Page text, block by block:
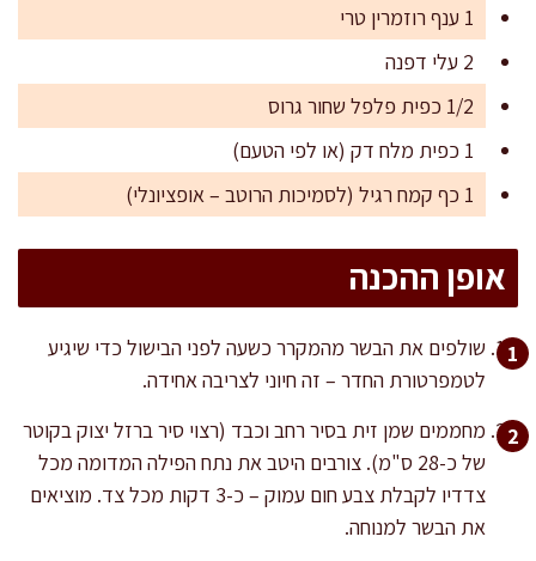
1 ענף רוזמרין טרי
2 עלי דפנה
1/2 כפית פלפל שחור גרוס
1 כפית מלח דק (או לפי הטעם)
1 כף קמח רגיל (לסמיכות הרוטב – אופציונלי)
אופן ההכנה
שולפים את הבשר מהמקרר כשעה לפני הבישול כדי שיגיע
לטמפרטורת החדר – זה חיוני לצריבה אחידה.
מחממים שמן זית בסיר רחב וכבד (רצוי סיר ברזל יצוק בקוטר
של כ-28 ס"מ). צורבים היטב את נתח הפילה המדומה מכל
צדדיו לקבלת צבע חום עמוק – כ-3 דקות מכל צד. מוציאים
את הבשר למנוחה.